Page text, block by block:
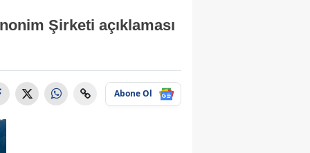
Şirketi açıklaması
Abone Ol